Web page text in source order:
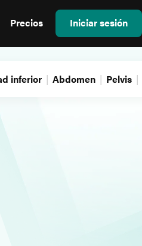
Precios Iniciar sesión
inferior Abdomen Pelvis